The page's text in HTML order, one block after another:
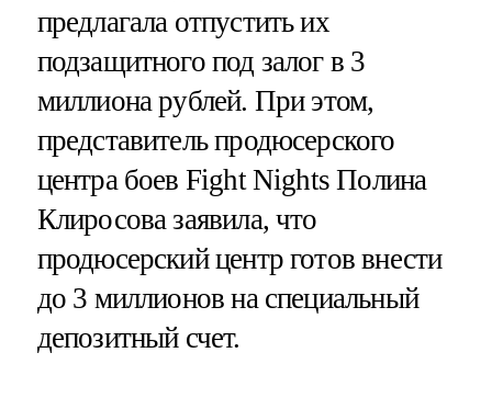
предлагала отпустить их
подзащитного под залог в 3
миллиона рублей. При этом,
представитель продюсерского
центра боев Fight Nights Полина
Клиросова заявила, что
продюсерский центр готов внести
до 3 миллионов на специальный
депозитный счет.